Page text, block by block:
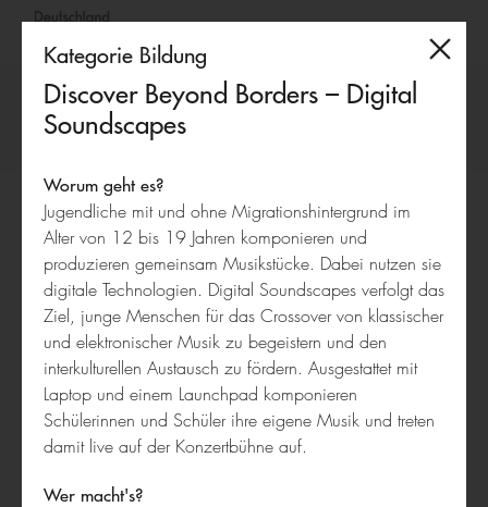
Deutschland
Land
Ideen
Discover
Beyond
Borders
Digital
Soundscapes
Wettbewerb 2024
Bildung
Discover Beyond Borders
Kategorie Bildung
Discover Beyond Borders – Digital
Soundscapes
Worum geht es?
Jugendliche mit und ohne Migrationshintergrund im
Alter von 12 bis 19 Jahren komponieren und
produzieren gemeinsam Musikstücke. Dabei nutzen sie
digitale Technologien. Digital Soundscapes verfolgt das
Ziel, junge Menschen für das Crossover von klassischer
und elektronischer Musik zu begeistern und den
interkulturellen Austausch zu fördern. Ausgestattet mit
Laptop und einem Launchpad komponieren
Schülerinnen und Schüler ihre eigene Musik und treten
damit live auf der Konzertbühne auf.
Wer macht's?